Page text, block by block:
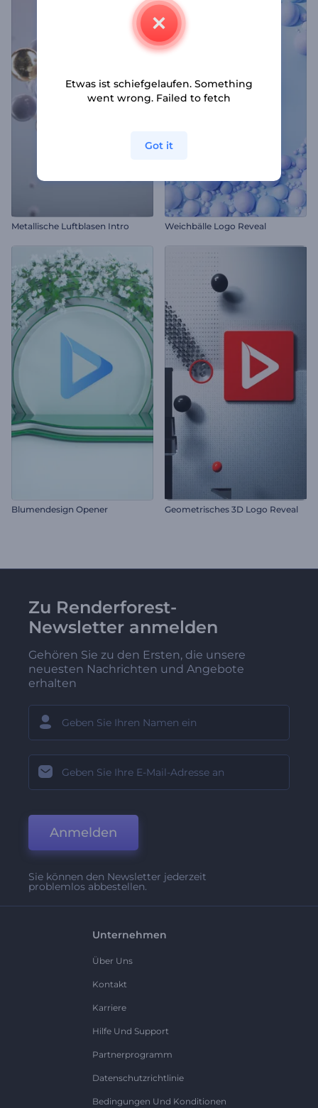
Metallische Luftblasen Intro Weichbälle Logo Reveal
Blumendesign Opener Geometrisches 3D Logo Reveal
Zu Renderforest-
Newsletter anmelden
Gehören Sie zu den Ersten, die unsere
neuesten Nachrichten und Angebote
erhalten
Anmelden
Sie können den Newsletter jederzeit
problemlos abbestellen.
Unternehmen
Über Uns
Kontakt
Karriere
Hilfe Und Support
Partnerprogramm
Datenschutzrichtlinie
Bedingungen Und Konditionen
Etwas ist schiefgelaufen. Something
went wrong. Failed to fetch
Got it